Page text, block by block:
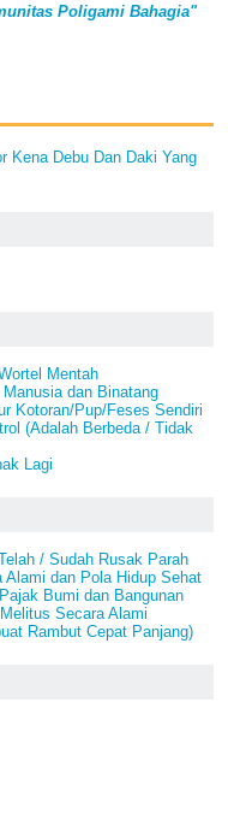
Poligami Bahagia"
Kena Debu Dan Daki Yang
Mentah
dan Binatang
Kotoran/Pup/Feses Sendiri
(Adalah Berbeda / Tidak
Lagi
/ Sudah Rusak Parah
dan Pola Hidup Sehat
Bumi dan Bangunan
Secara Alami
Rambut Cepat Panjang)